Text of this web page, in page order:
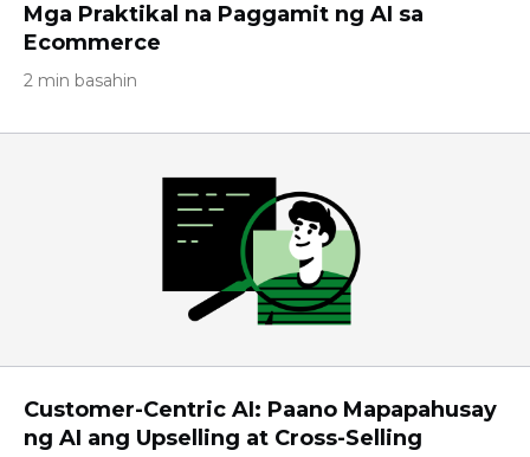
Mga Praktikal na Paggamit ng AI sa
Ecommerce
2 min basahin
Customer-Centric AI: Paano Mapapahusay
ng AI ang Upselling at Cross-Selling